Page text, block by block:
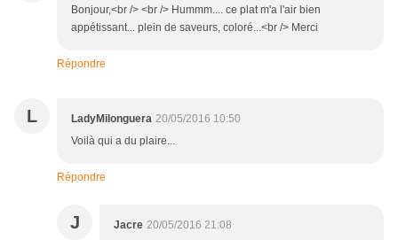
Bonjour,<br /> <br /> Hummm.... ce plat m'a l'air bien
appétissant... plein de saveurs, coloré...<br /> Merci
Répondre
L LadyMilonguera 20/05/2016 10:50
Voilà qui a du plaire...
Répondre
J Jacre 20/05/2016 21:08